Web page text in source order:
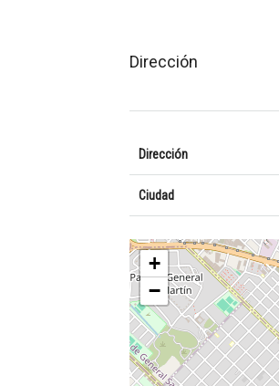
Dirección
Dirección
Ciudad
+
−